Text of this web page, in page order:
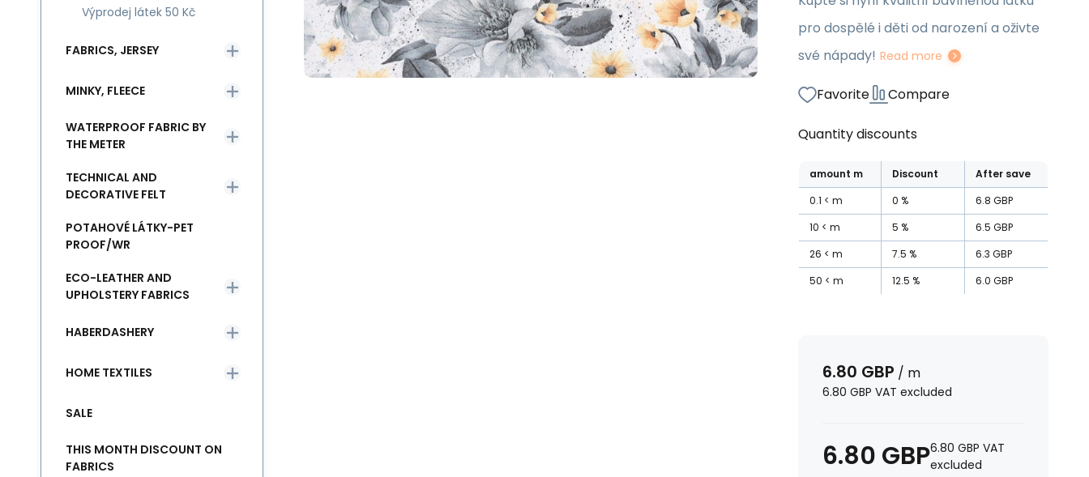
pro dospělé i děti od narození a oživte
své nápady! Read more
Favorite Compare
Quantity discounts
amount m Discount
After save
0.1
m 0 % 6.8 GBP
10
m 5 % 6.5 GBP
26
m 7.5 % 6.3 GBP
50
m 12.5 % 6.0 GBP
6.80 GBP / m
6.80 GBP VAT excluded
6.80 GBP6.80 GBP VAT
excluded
Výprodej látek 50 Kč
FABRICS, JERSEY
MINKY, FLEECE
WATERPROOF FABRIC BY
THE METER
TECHNICAL AND
DECORATIVE FELT
POTAHOVÉ LÁTKY-PET
PROOF/WR
ECO-LEATHER AND
UPHOLSTERY FABRICS
HABERDASHERY
HOME TEXTILES
SALE
THIS MONTH DISCOUNT ON
FABRICS